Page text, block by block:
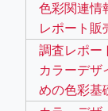
色彩関連情
レポート販
調査レポー
カラーデザ
めの色彩基